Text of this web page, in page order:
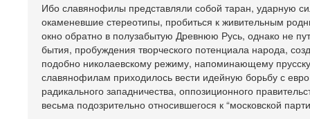
Ибо славянофилы представляли собой таран, ударную
окаменевшие стереотипы, пробиться к живительным
окно обратно в полузабытую Древнюю Русь, однако не
бытия, пробуждения творческого потенциала народа,
подобно николаевскому режиму, напоминающему
славянофилам приходилось вести идейную борьбу с
радикального западничества, оппозиционного
весьма подозрительно относившегося к “московской